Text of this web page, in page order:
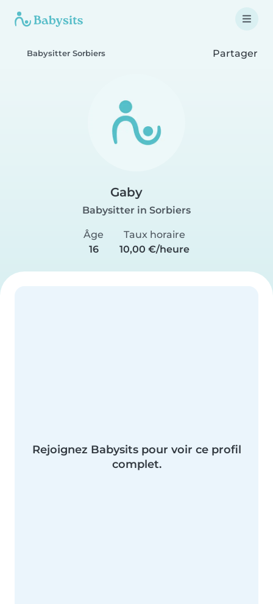
Babysitter Sorbiers Partager
Gaby
Babysitter in Sorbiers
Âge
16
Taux horaire
10,00 €/heure
Rejoignez Babysits pour voir ce profil
complet.